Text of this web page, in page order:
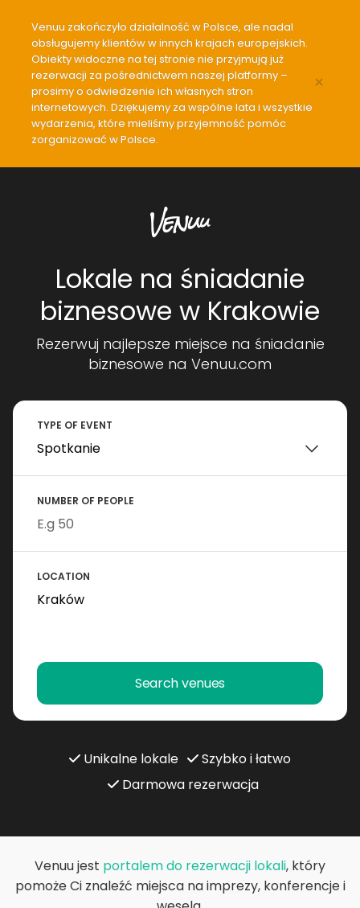
Venuu zakończyło działalność w Polsce, ale nadal
obsługujemy klientów w innych krajach europejskich.
Obiekty widoczne na tej stronie nie przyjmują już
rezerwacji za pośrednictwem naszej platformy –
prosimy o odwiedzenie ich własnych stron
internetowych. Dziękujemy za wspólne lata i wszystkie
wydarzenia, które mieliśmy przyjemność pomóc
zorganizować w Polsce.
×
Lokale na śniadanie
biznesowe w Krakowie
Rezerwuj najlepsze miejsce na śniadanie
biznesowe na Venuu.com
TYPE OF EVENT
NUMBER OF PEOPLE
LOCATION
Search venues
Unikalne lokale
Szybko i łatwo
Darmowa rezerwacja
Venuu jest portalem do rezerwacji lokali, który
pomoże Ci znaleźć miejsca na imprezy, konferencje i